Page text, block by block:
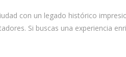
con un legado histórico
Si buscas una experiencia